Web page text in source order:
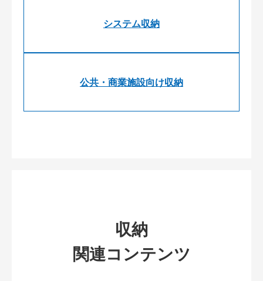
システム収納
公共・商業施設向け収納
収納
関連コンテンツ